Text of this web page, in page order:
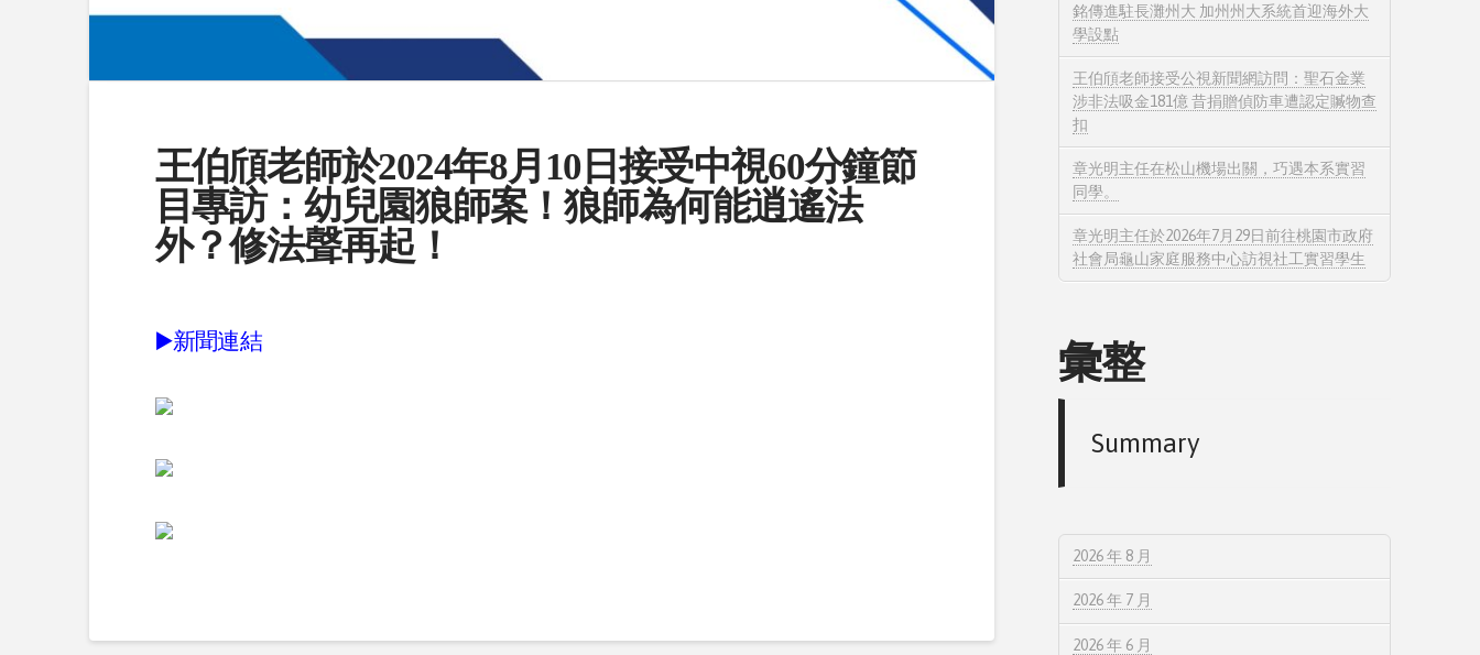
王伯頎老師於2024年8月10日接受中視60分鐘節
目專訪：幼兒園狼師案！狼師為何能逍遙法
外？修法聲再起！
▶️新聞連結
銘傳進駐長灘州大 加州州大系統首迎海外大
學設點
王伯頎老師接受公視新聞網訪問：聖石金業
涉非法吸金181億 昔捐贈偵防車遭認定贓物查
扣
章光明主任在松山機場出關，巧遇本系實習
同學。
章光明主任於2026年7月29日前往桃園市政府
社會局龜山家庭服務中心訪視社工實習學生
彙整
Summary
2026 年 8 月
2026 年 7 月
2026 年 6 月